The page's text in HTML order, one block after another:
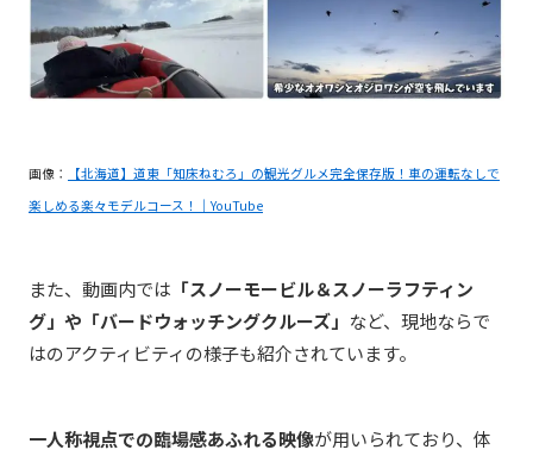
画像：
【北海道】道東「知床ねむろ」の観光グルメ完全保存版！車の運転なしで
楽しめる楽々モデルコース！｜YouTube
また、動画内では 「スノーモービル＆スノーラフティン
グ」や「バードウォッチングクルーズ」 など、現地ならで
はのアクティビティの様子も紹介されています。
一人称視点での臨場感あふれる映像が用いられており、体